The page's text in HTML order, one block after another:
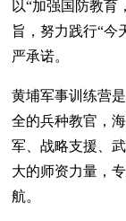
以“加强国防教育
旨，努力践行“今
严承诺。
黄埔军事训练营
全的兵种教官，
军、战略支援、
大的师资力量，
航。